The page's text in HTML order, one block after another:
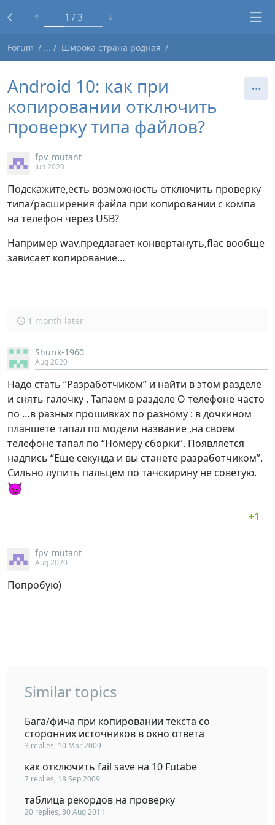
1 3
Forum Широка страна родная
Android 10: как при
копировании отключить
проверку типа файлов?
fpv_mutant
Jun 2020
Подскажите,есть возможность отключить проверку
типа/расширения файла при копировании с компа
на телефон через USB?
Например wav,предлагает конвертануть,flac вообще
зависает копирование…
1 month later
Shurik-1960
Aug 2020
Надо стать “Разработчиком” и найти в этом разделе
и снять галочку . Тапаем в разделе О телефоне часто
по …в разных прошивках по разному : в дочкином
планшете тапал по модели название ,на своем
телефоне тапал по “Номеру сборки”. Появляется
надпись “Еще секунда и вы станете разработчиком”.
Сильно лупить пальцем по тачскирину не советую.
😈
fpv_mutant
Aug 2020
Попробую)
Similar topics
Бага/фича при копировании текста со
сторонних источников в окно ответа
3 replies, 10 Mar 2009
как отключить fail save на 10 Futabe
7 replies, 18 Sep 2009
таблица рекордов на проверку
20 replies, 30 Aug 2011